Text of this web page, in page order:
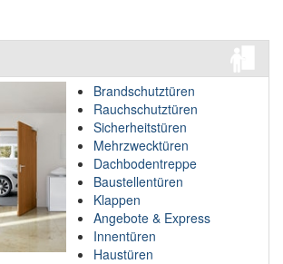
Brandschutztüren
Rauchschutztüren
Sicherheitstüren
Mehrzwecktüren
Dachbodentreppe
Baustellentüren
Klappen
Angebote & Express
Innentüren
Haustüren